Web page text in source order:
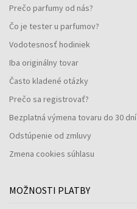
Prečo parfumy od nás?
Čo je tester u parfumov?
Vodotesnosť hodiniek
Iba originálny tovar
Často kladené otázky
Prečo sa registrovať?
Bezplatná výmena tovaru do 30 dní
Odstúpenie od zmluvy
Zmena cookies súhlasu
MOŽNOSTI PLATBY